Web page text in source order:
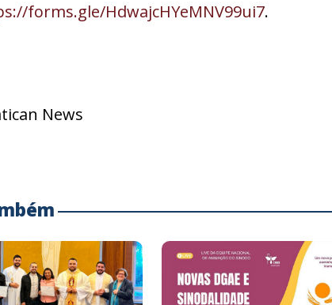
forms.gle/HdwajcHYeMNV99ui7.
News